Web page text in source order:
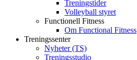
Treningstider
Volleyball styret
Functionell Fitness
Om Functional Fitness
Treningssenter
Nyheter (TS)
Treningsstudio